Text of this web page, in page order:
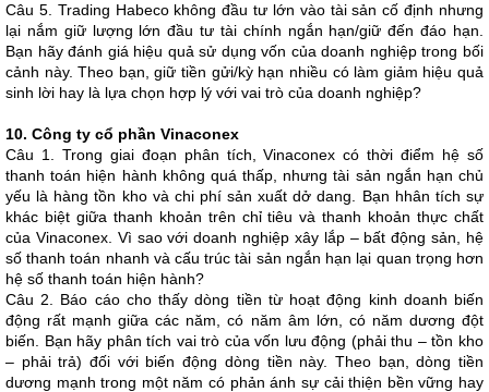
Câu 5. Trading Habeco không đầu tư lớn vào tài sản cố định nhưng
lại nắm giữ lượng lớn đầu tư tài chính ngắn hạn/giữ đến đáo hạn.
Bạn hãy đánh giá hiệu quả sử dụng vốn của doanh nghiệp trong bối
cảnh này. Theo bạn, giữ tiền gửi/kỳ hạn nhiều có làm giảm hiệu quả
sinh lời hay là lựa chọn hợp lý với vai trò của doanh nghiệp?
10. Công ty cổ phần Vinaconex
Câu 1. Trong giai đoạn phân tích, Vinaconex có thời điểm hệ số
thanh toán hiện hành không quá thấp, nhưng tài sản ngắn hạn chủ
yếu là hàng tồn kho và chi phí sản xuất dở dang. Bạn hhân tích sự
khác biệt giữa thanh khoản trên chỉ tiêu và thanh khoản thực chất
của Vinaconex. Vì sao với doanh nghiệp xây lắp – bất động sản, hệ
số thanh toán nhanh và cấu trúc tài sản ngắn hạn lại quan trọng hơn
hệ số thanh toán hiện hành?
Câu 2. Báo cáo cho thấy dòng tiền từ hoạt động kinh doanh biến
động rất mạnh giữa các năm, có năm âm lớn, có năm dương đột
biến. Bạn hãy phân tích vai trò của vốn lưu động (phải thu – tồn kho
– phải trả) đối với biến động dòng tiền này. Theo bạn, dòng tiền
dương mạnh trong một năm có phản ánh sự cải thiện bền vững hay